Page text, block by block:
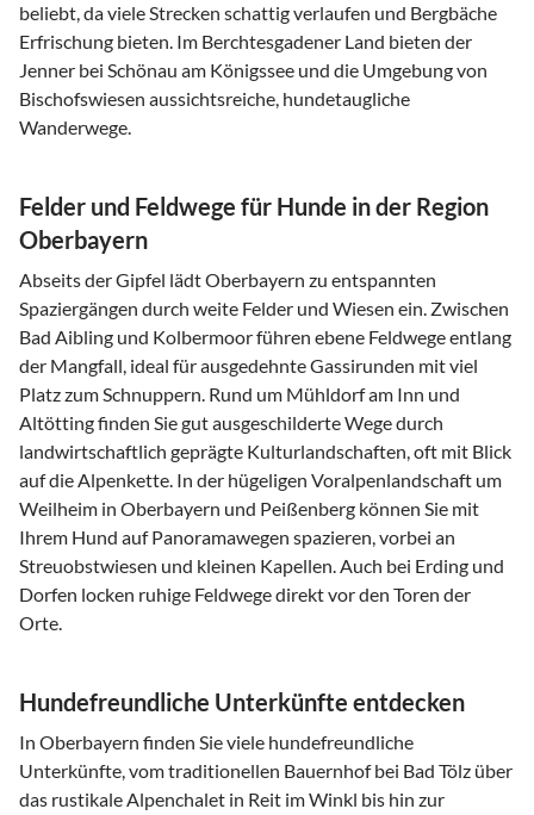
beliebt, da viele Strecken schattig verlaufen und Bergbäche
Erfrischung bieten. Im Berchtesgadener Land bieten der
Jenner bei Schönau am Königssee und die Umgebung von
Bischofswiesen aussichtsreiche, hundetaugliche
Wanderwege.
Felder und Feldwege für Hunde in der Region
Oberbayern
Abseits der Gipfel lädt Oberbayern zu entspannten
Spaziergängen durch weite Felder und Wiesen ein. Zwischen
Bad Aibling und Kolbermoor führen ebene Feldwege entlang
der Mangfall, ideal für ausgedehnte Gassirunden mit viel
Platz zum Schnuppern. Rund um Mühldorf am Inn und
Altötting finden Sie gut ausgeschilderte Wege durch
landwirtschaftlich geprägte Kulturlandschaften, oft mit Blick
auf die Alpenkette. In der hügeligen Voralpenlandschaft um
Weilheim in Oberbayern und Peißenberg können Sie mit
Ihrem Hund auf Panoramawegen spazieren, vorbei an
Streuobstwiesen und kleinen Kapellen. Auch bei Erding und
Dorfen locken ruhige Feldwege direkt vor den Toren der
Orte.
Hundefreundliche Unterkünfte entdecken
In Oberbayern finden Sie viele hundefreundliche
Unterkünfte, vom traditionellen Bauernhof bei Bad Tölz über
das rustikale Alpenchalet in Reit im Winkl bis hin zur